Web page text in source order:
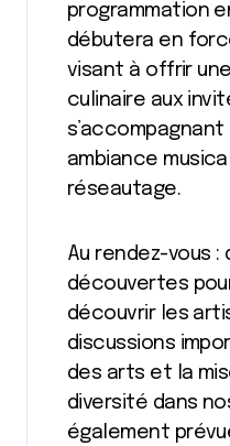
programmation
débutera en
visant à offrir
culinaire aux
s’accompagnant
ambiance
réseautage.
Au rendez-vous :
découvertes
découvrir les
discussions
des arts et la
diversité dans
également